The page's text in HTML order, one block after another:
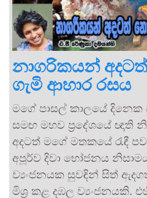
නාගරිකයන්
ගැමි ආහාර රසය
මගේ පාසල් කාලයේ දිනෙක
සමඟ මහව ප්‍රදේශයේ ඥාති
අදටත් මගේ මතකයේ රැඳී
අපූර්ව දිවා භෝජනය
ව්‍යංජනයක සුවඳින් සිත්
මිශ්‍ර කළ දඹල ව්‍යංජනයකි.